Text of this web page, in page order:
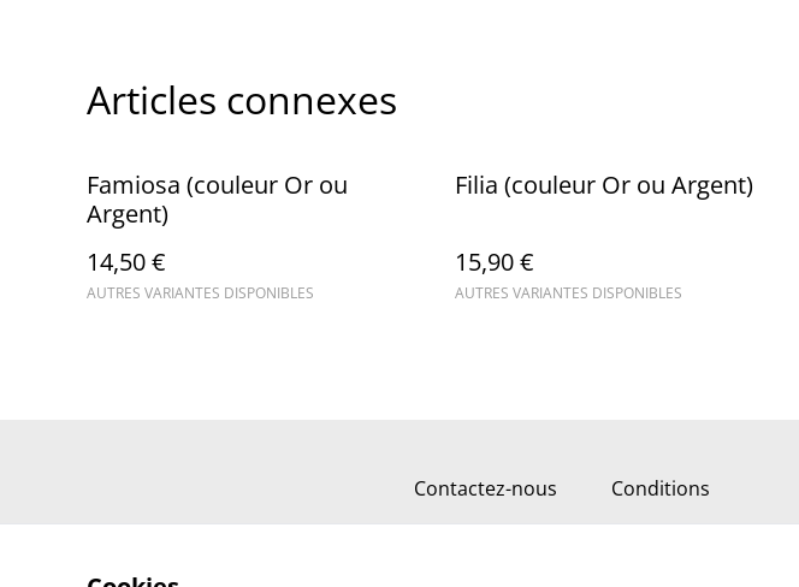
Articles connexes
Famiosa (couleur Or ou
Argent)
14,50 €
AUTRES VARIANTES DISPONIBLES
Filia (couleur Or ou Argent)
15,90 €
AUTRES VARIANTES DISPONIBLES
Contactez-nous Conditions